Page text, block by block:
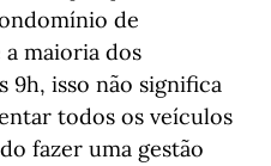
de
maioria dos
9h, isso não significa
todos os veículos
fazer uma gestão